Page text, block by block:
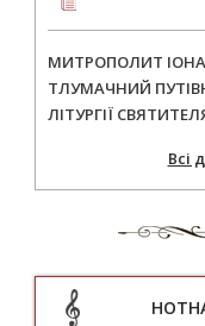
МИТРОПОЛИТ
ТЛУМАЧНИЙ
ЛІТУРГІЇ
Всі